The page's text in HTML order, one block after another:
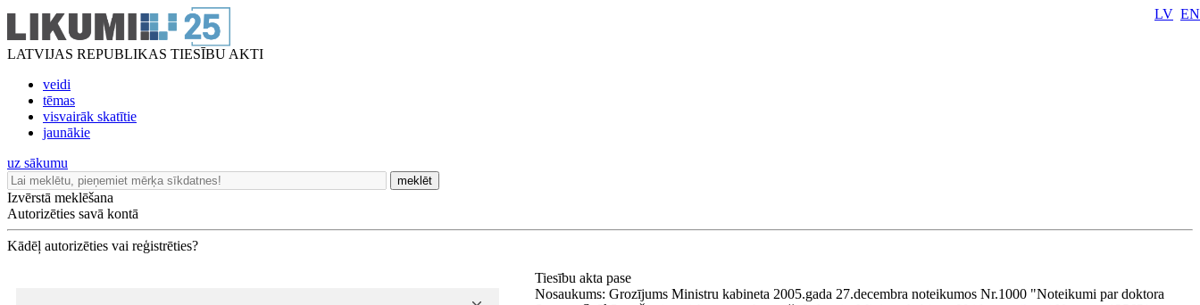
LATVIJAS REPUBLIKAS TIESĪBU AKTI
veidi
tēmas
visvairāk skatītie
jaunākie
LV EN
uz sākumu
meklēt
Izvērstā meklēšana
Autorizēties savā kontā
Kādēļ autorizēties vai reģistrēties?
Tiesību akta pase
Nosaukums: Grozījums Ministru kabineta 2005.gada 27.decembra noteikumos Nr.1000 "Noteikumi par doktora